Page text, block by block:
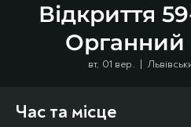
Відкриття
Органний
вт, 01 вер.
  |
Час та місце